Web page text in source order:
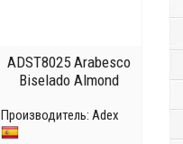
ADST8025 Arabesco
Biselado Almond
Производитель: Adex